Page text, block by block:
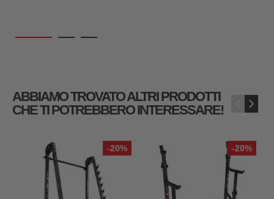
ABBIAMO TROVATO ALTRI PRODOTTI
CHE TI POTREBBERO INTERESSARE!
›
-20% -20%